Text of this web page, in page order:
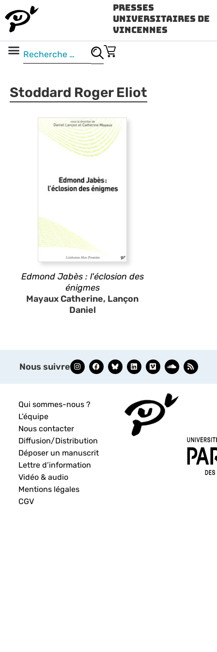
Presses
Universitaires de
Vincennes
Stoddard Roger Eliot
Edmond Jabès : l'éclosion des
énigmes
Mayaux Catherine, Lançon
Daniel
Nous suivre
Qui sommes-nous ?
L’équipe
Nous contacter
Diffusion/Distribution
Déposer un manuscrit
Lettre d’information
Vidéo & audio
Mentions légales
CGV